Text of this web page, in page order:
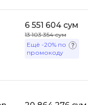
6 551 604 сум
13 103 354 сум
Ещё -20% по
промокоду
Apache Kafka
Arduino
Asterisk
Backend